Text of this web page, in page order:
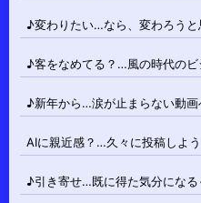
♪変わりたい…なら、変わろうと
♪客をなめてる？…風の時代の
♪新年から…涙が止まらない動画
AIに親近感？…久々に投稿しよ
♪引き寄せ…既に得た気分になる